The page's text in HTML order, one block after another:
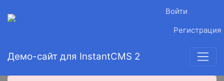
Войти
Регистрация
Демо-сайт для InstantCMS 2